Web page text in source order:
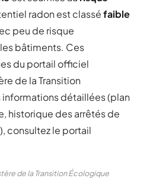
radon est classéfaible
peu de risque
bâtiments. Ces
du portail officiel
de la Transition
détaillées (plan
historique des arrêtés de
consultez le portail
de la Transition Écologique